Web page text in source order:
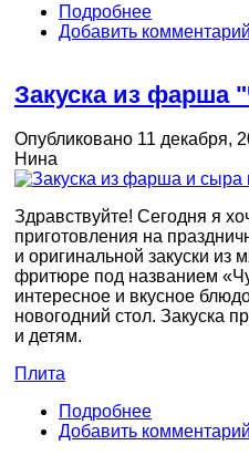
Подробнее
Добавить комментарий
Закуска из фарша
Опубликовано 11 декабря,
Нина
Здравствуйте! Сегодня я
приготовления на
и оригинальной закуски
фритюре под названием
интересное и вкусное
новогодний стол. Закуска
и детям.
Плита
Подробнее
Добавить комментарий